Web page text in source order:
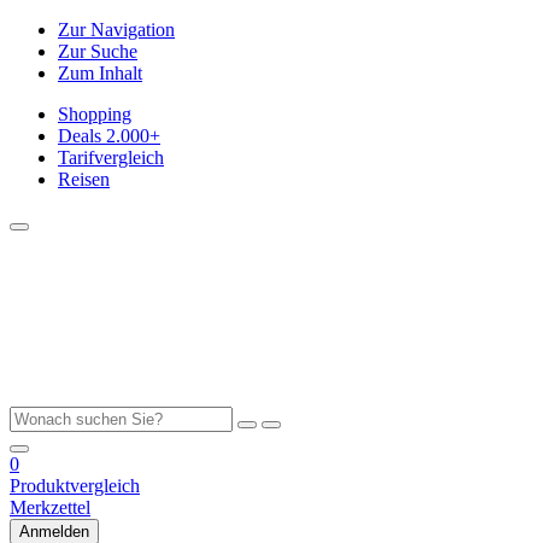
Zur Navigation
Zur Suche
Zum Inhalt
Shopping
Deals 2.000+
Tarifvergleich
Reisen
0
Produktvergleich
Merkzettel
Anmelden